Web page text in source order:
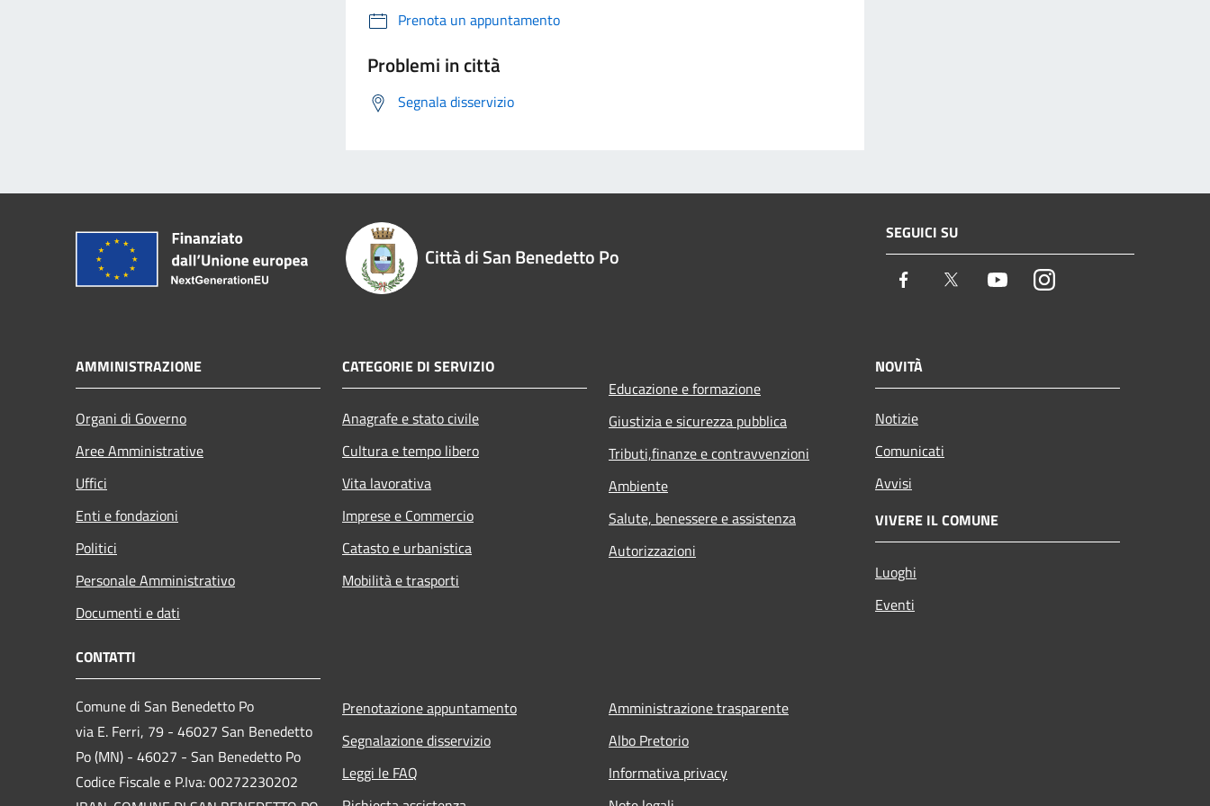
Prenota un appuntamento
Problemi in città
Segnala disservizio
Città di San Benedetto Po
SEGUICI SU
Facebook Twitter YoutubeInstagram
AMMINISTRAZIONE
Organi di Governo
Aree Amministrative
Uffici
Enti e fondazioni
Politici
Personale Amministrativo
Documenti e dati
CATEGORIE DI SERVIZIO
Anagrafe e stato civile
Cultura e tempo libero
Vita lavorativa
Imprese e Commercio
Catasto e urbanistica
Mobilità e trasporti
Educazione e formazione
Giustizia e sicurezza pubblica
Tributi,finanze e contravvenzioni
Ambiente
Salute, benessere e assistenza
Autorizzazioni
NOVITÀ
Notizie
Comunicati
Avvisi
VIVERE IL COMUNE
Luoghi
Eventi
CONTATTI
Comune di San Benedetto Po
via E. Ferri, 79 - 46027 San Benedetto
Po (MN) - 46027 - San Benedetto Po
Codice Fiscale e P.Iva: 00272230202
Prenotazione appuntamento
Segnalazione disservizio
Leggi le FAQ
Amministrazione trasparente
Albo Pretorio
Informativa privacy